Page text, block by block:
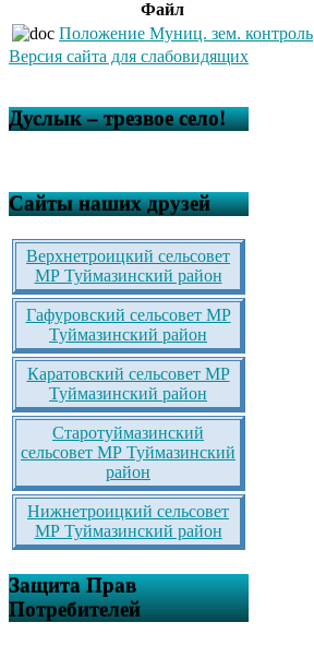
Файл
Положение Муниц. зем. контроль
Версия сайта для слабовидящих
Дуслык – трезвое село!
Сайты наших друзей
Верхнетроицкий сельсовет
МР Туймазинский район
Гафуровский сельсовет МР
Туймазинский район
Каратовский сельсовет МР
Туймазинский район
Старотуймазинский
сельсовет МР Туймазинский
район
Нижнетроицкий сельсовет
МР Туймазинский район
Защита Прав
Потребителей